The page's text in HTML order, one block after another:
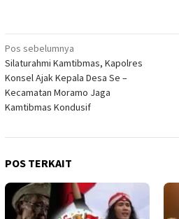
Navigasi
pos
Pos sebelumnya
Silaturahmi Kamtibmas, Kapolres
Konsel Ajak Kepala Desa Se –
Kecamatan Moramo Jaga
Kamtibmas Kondusif
POS TERKAIT